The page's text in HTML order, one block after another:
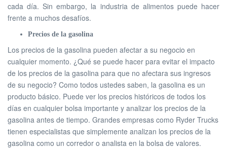
cada día. Sin embargo, la industria de alimentos puede hacer
frente a muchos desafíos.
Precios de la gasolina
Los precios de la gasolina pueden afectar a su negocio en
cualquier momento. ¿Qué se puede hacer para evitar el impacto
de los precios de la gasolina para que no afectara sus ingresos
de su negocio? Como todos ustedes saben, la gasolina es un
producto básico. Puede ver los precios históricos de todos los
días en cualquier bolsa importante y analizar los precios de la
gasolina antes de tiempo. Grandes empresas como Ryder Trucks
tienen especialistas que simplemente analizan los precios de la
gasolina como un corredor o analista en la bolsa de valores.